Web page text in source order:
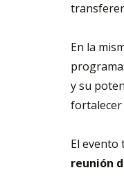
En la
y su
fortalecer
El evento
reunión